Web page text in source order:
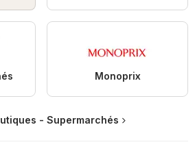
Monoprix
- Supermarchés